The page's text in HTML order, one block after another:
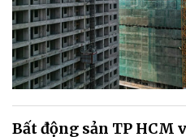
Bất động sản TP HCM